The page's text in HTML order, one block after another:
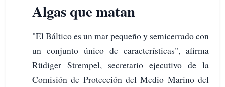
Algas que matan
"El Báltico es un mar pequeño y semicerrado con
un conjunto único de características", afirma
Rüdiger Strempel, secretario ejecutivo de la
Comisión de Protección del Medio Marino del